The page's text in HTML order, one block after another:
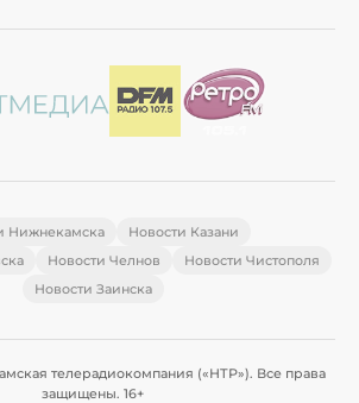
Нижнекамска
Новости Казани
Новости Челнов
Новости Чистополя
Новости Заинска
телерадиокомпания («НТР»). Все права
защищены. 16+